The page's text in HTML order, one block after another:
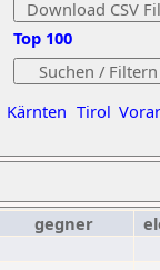
Kärnten Tirol
Top 100
gegner